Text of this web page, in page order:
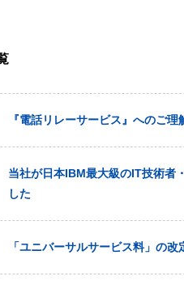
『電話リレーサービス』へのご
当社が日本IBM最大級のIT技術
した
「ユニバーサルサービス料」の改